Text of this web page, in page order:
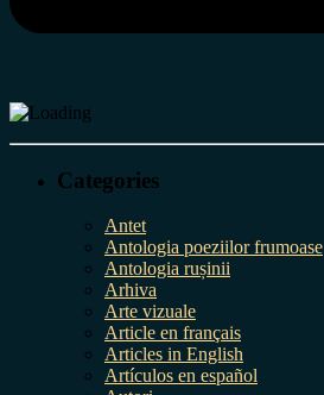
Categories
Antet
Antologia poeziilor frumoase
Antologia rușinii
Arhiva
Arte vizuale
Article en français
Articles in English
Artículos en español